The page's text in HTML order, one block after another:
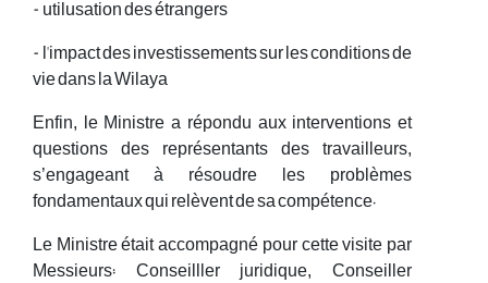
- utilusation des étrangers
- l'impact des investissements sur les conditions de
vie dans la Wilaya
Enfin, le Ministre a répondu aux interventions et
questions des représentants des travailleurs,
s’engageant à résoudre les problèmes
fondamentaux qui relèvent de sa compétence.
Le Ministre était accompagné pour cette visite par
Messieurs: Conseilller juridique, Conseiller